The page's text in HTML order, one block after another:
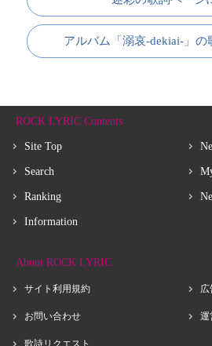
アルバム「溺哀-dekiai-」の
ROCK LYRIC Contents
Site Top
Search
Ranking
Information
About ROCK LYRIC
サイト利用規約
お問い合わせ
歌詩リクエスト
広
運